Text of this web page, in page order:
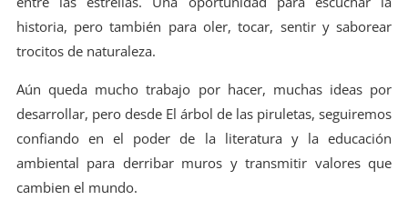
historia, pero también para oler, tocar, sentir y saborear
trocitos de naturaleza.
Aún queda mucho trabajo por hacer, muchas ideas por
desarrollar, pero desde El árbol de las piruletas, seguiremos
confiando en el poder de la literatura y la educación
ambiental para derribar muros y transmitir valores que
cambien el mundo.